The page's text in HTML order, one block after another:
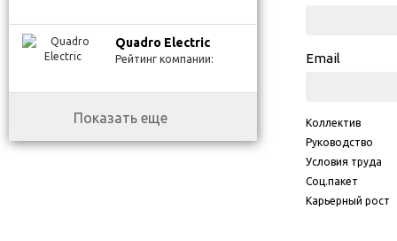
Quadro Electric
Рейтинг компании:
Показать еще
Email
Коллектив
Руководство
Условия труда
Соц.пакет
Карьерный рост